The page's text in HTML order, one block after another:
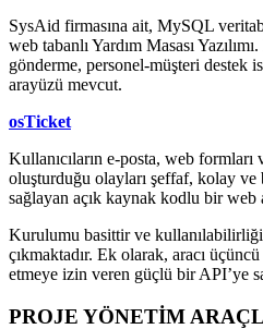
SysAid firmasına ait, MySQL
web tabanlı Yardım Masası
gönderme, personel-müşteri destek
arayüzü mevcut.
osTicket
Kullanıcıların e-posta, web
oluşturduğu olayları şeffaf, kolay
sağlayan açık kaynak kodlu bir web
Kurulumu basittir ve
çıkmaktadır. Ek olarak, aracı
etmeye izin veren güçlü bir API’ye
PROJE YÖNETİM